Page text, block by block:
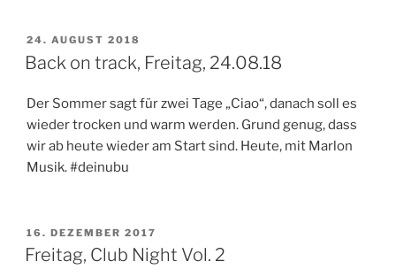
VERÖFFENTLICHT
AM
24. AUGUST 2018
Back on track, Freitag, 24.08.18
Der Sommer sagt für zwei Tage „Ciao“, danach soll es
wieder trocken und warm werden. Grund genug, dass
wir ab heute wieder am Start sind. Heute, mit Marlon
Musik. #deinubu
VERÖFFENTLICHT
AM
16. DEZEMBER 2017
Freitag, Club Night Vol. 2